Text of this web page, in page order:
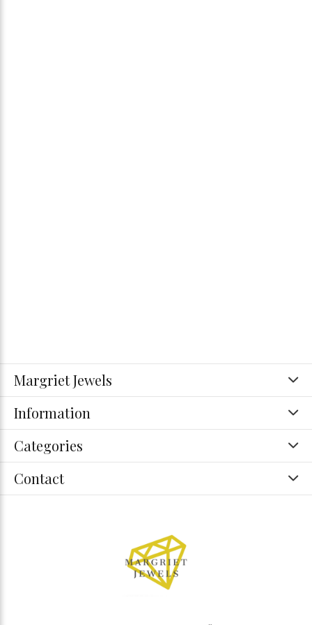
Margriet Jewels
Information
Categories
Contact